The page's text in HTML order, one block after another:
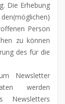
Die Erhebung
Person
zu können
des für die
Newsletter
werden
Newsletters